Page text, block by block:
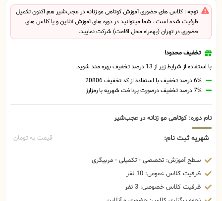
توجه : کلاس های حضوری آموزش کوتاهی مو زنانه در عجب‌شیر هم اکنون تکمیل
ظرفیت شده است . شما میتوانید در دوره های آموزش آنلاین و یا کلاس های
حضوری در تهران (بهمراه محل اقامت) شرکت نمایید.
تخفیف محدود!
با استفاده از شرایط زیر از 13 درصد تخفیف بهره مند شوید.
6% درصد تخفیف با استفاده از کد تخفیف 20806
7% درصد تخفیف درصورت پرداخت شهریه با رمزارز
نام دوره: کوتاهی مو زنانه در عجب‌شیر
شهریه ثبت نام: قیمت به تومان
سطح آموزش: تخصصی - تکمیلی - مربیگری
ظرفیت کلاس عمومی: 10 نفر
ظرفیت کلاس خصوصی: 3 نفر